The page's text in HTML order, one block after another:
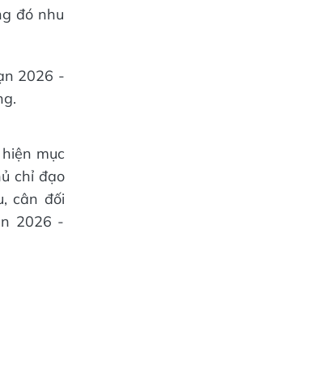
đó nhu
2026 -
mục
chỉ đạo
cân đối
2026 -